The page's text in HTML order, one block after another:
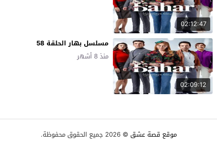
02:12:47
02:09:12
مسلسل بهار الحلقة 58
منذ 8 أشهر
موقع قصة عشق © 2026 جميع الحقوق محفوظة.